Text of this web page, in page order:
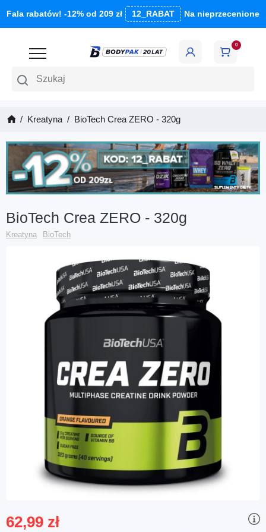
Fala rabatów! -12% od 209 zł 12_RABAT Na nieprzecenione
Szukaj
0
Kreatyna BioTech Crea ZERO - 320g
BioTech Crea ZERO - 320g
Kreatyna BioTech
62,99 zł